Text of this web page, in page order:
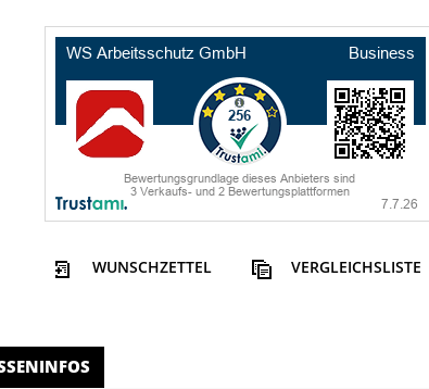
WUNSCHZETTEL VERGLEICHSLISTE